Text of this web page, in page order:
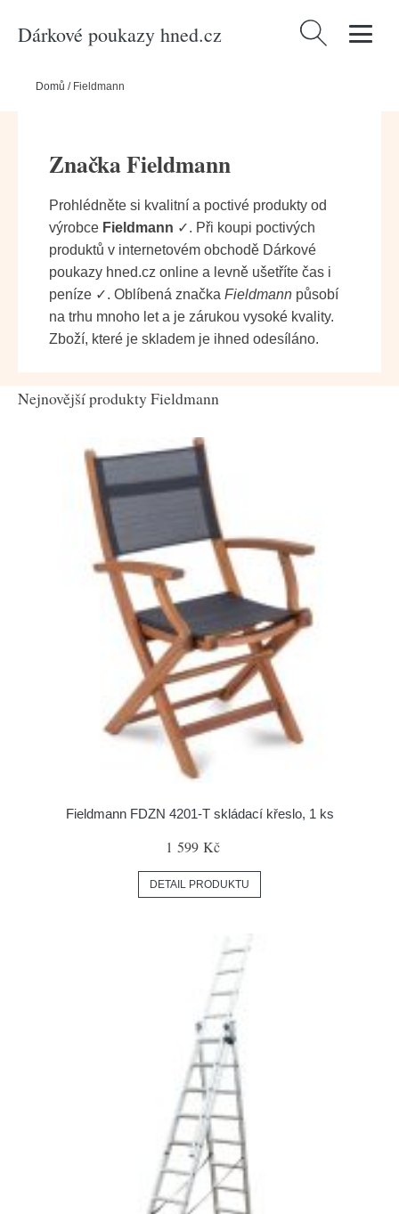
Dárkové poukazy hned.cz Vyhledávání
Domů / Fieldmann
Značka Fieldmann
Prohlédněte si kvalitní a poctivé produkty od
výrobce Fieldmann ✓. Při koupi poctivých
produktů v internetovém obchodě Dárkové
poukazy hned.cz online a levně ušetříte čas i
peníze ✓. Oblíbená značka Fieldmann působí
na trhu mnoho let a je zárukou vysoké kvality.
Zboží, které je skladem je ihned odesíláno.
Nejnovější produkty Fieldmann
Fieldmann FDZN 4201-T skládací křeslo, 1 ks
1 599 Kč
DETAIL PRODUKTU